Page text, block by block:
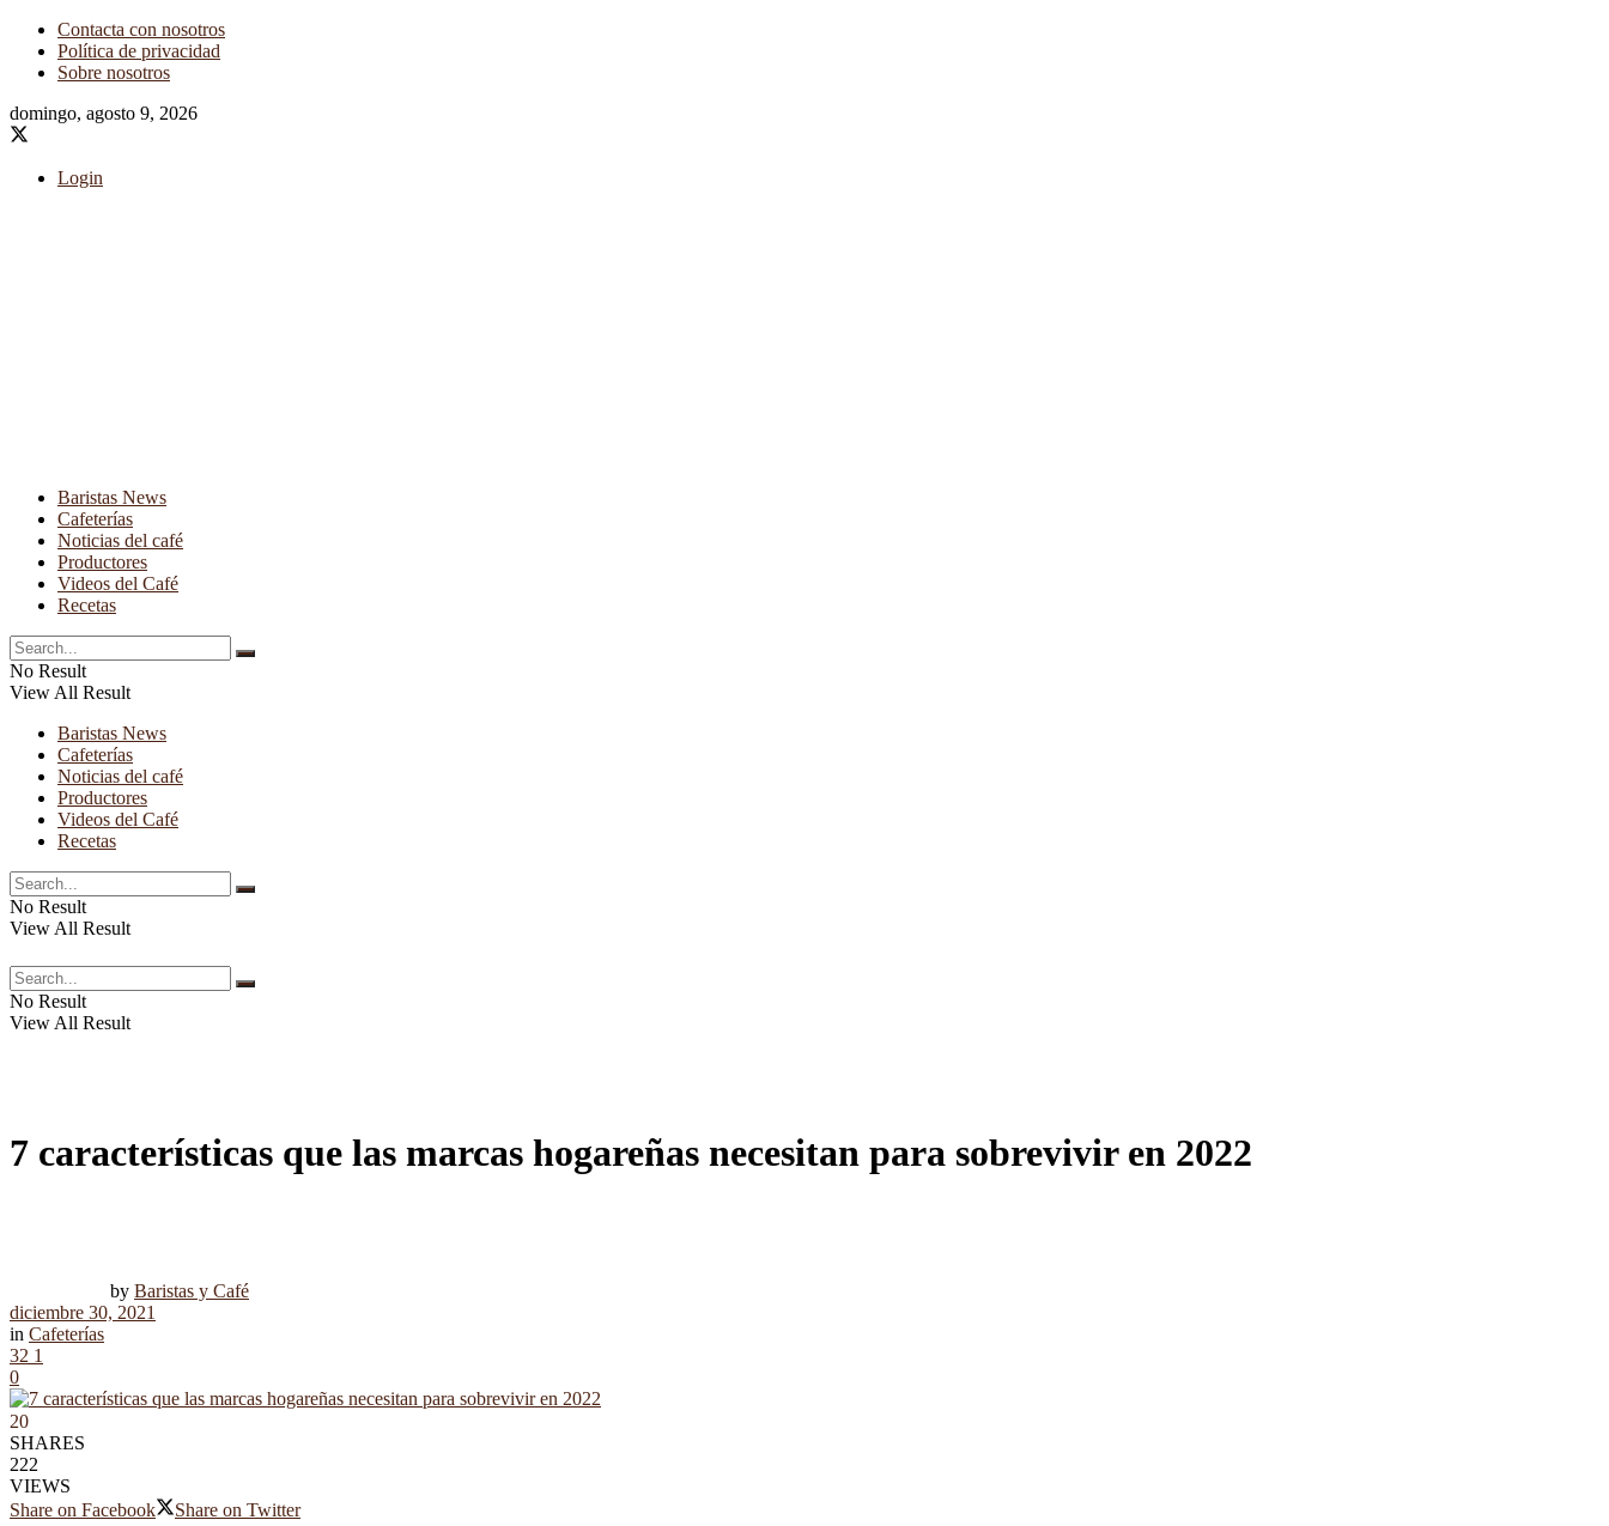
Contacta con nosotros
Política de privacidad
Sobre nosotros
domingo, agosto 9, 2026
Login
Baristas News
Cafeterías
Noticias del café
Productores
Videos del Café
Recetas
No Result
View All Result
Baristas News
Cafeterías
Noticias del café
Productores
Videos del Café
Recetas
No Result
View All Result
No Result
View All Result
7 características que las marcas hogareñas necesitan para sobrevivir en 2022
by Baristas y Café
diciembre 30, 2021
in Cafeterías
32 1
0
20
SHARES
222
VIEWS
Share on Facebook
Share on Twitter